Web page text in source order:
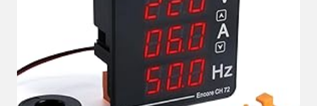
FREQUENZMESSER,
500V
1-
120A